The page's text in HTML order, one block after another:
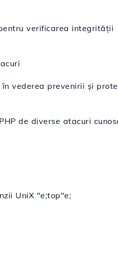
verificarea integrității
vederea prevenirii și
de diverse atacuri
UniX "e;top"e;